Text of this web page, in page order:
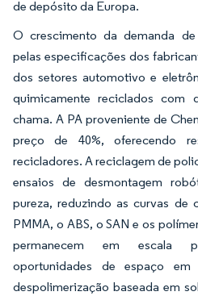
de depósito da Europa.
O crescimento da demanda
pelas especificações dos
dos setores automotivo e
quimicamente reciclados com
chama. A PA proveniente de
preço de 40%, oferecendo
recicladores. A reciclagem de
ensaios de desmontagem
pureza, reduzindo as curvas de
PMMA, o ABS, o SAN e os
permanecem em escala
oportunidades de espaço
despolimerização baseada em